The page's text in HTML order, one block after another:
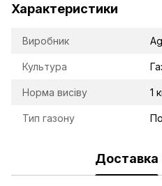
Характеристики
Виробник
Культура
Норма висіву 1
Тип газону
Доставка